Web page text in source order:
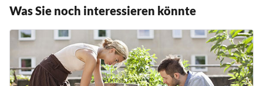
Was Sie noch interessieren könnte